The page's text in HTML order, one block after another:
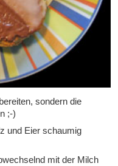
sondern die
;-)
und Eier schaumig
mit der Milch